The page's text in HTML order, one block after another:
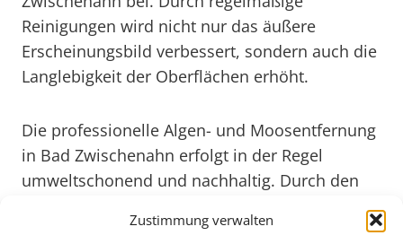
Zustimmung verwalten
Reinigungen wird nicht nur das äußere
Erscheinungsbild verbessert, sondern auch die
Langlebigkeit der Oberflächen erhöht.
Die professionelle Algen- und Moosentfernung
in Bad Zwischenahn erfolgt in der Regel
umweltschonend und nachhaltig. Durch den
biologisch abbaubarer Reinigungsmittel